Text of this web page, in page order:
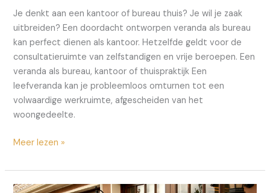
Je denkt aan een kantoor of bureau thuis? Je wil je zaak
uitbreiden? Een doordacht ontworpen veranda als bureau
kan perfect dienen als kantoor. Hetzelfde geldt voor de
consultatieruimte van zelfstandigen en vrije beroepen. Een
veranda als bureau, kantoor of thuispraktijk Een
leefveranda kan je probleemloos omturnen tot een
volwaardige werkruimte, afgescheiden van het
woongedeelte.
Zo
je
een
Meer lezen »